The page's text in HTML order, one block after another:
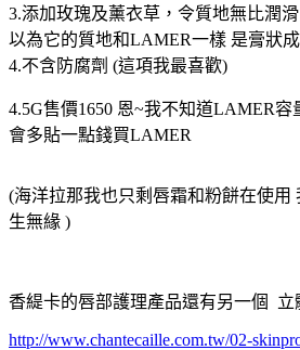
3.添加玫瑰及薰衣草，令質地無比潤
以為它的質地和LAMER一樣 是膏狀
4.不含防腐劑 (這項我最喜歡)
4.5G售價1650 恩~我不知道LAMER
會多貼一點錢買LAMER
(海洋拉那我也只剩唇霜和粉餅在使用
生無緣 )
香緹卡的唇部護理產品還有另一個 立
http://www.chantecaille.com.tw/02-